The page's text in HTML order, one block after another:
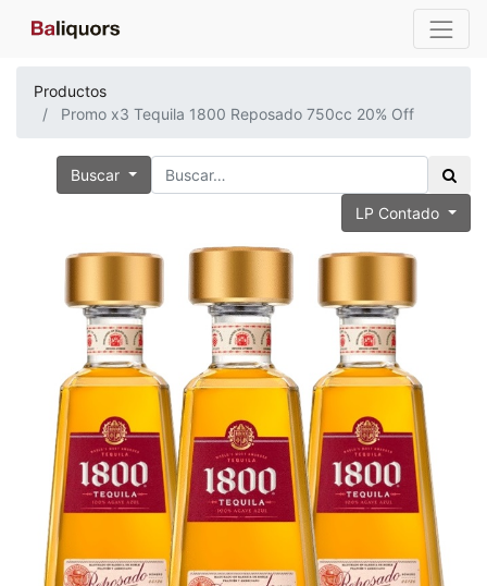
Productos
Promo x3 Tequila 1800 Reposado 750cc 20% Off
Buscar
LP Contado